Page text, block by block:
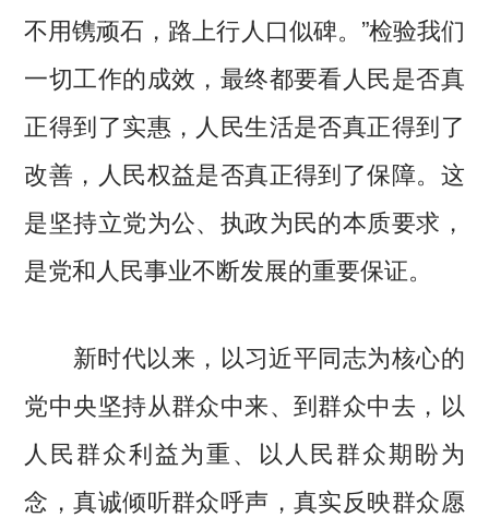
不用镌顽石，路上行人口似碑。”检验我们
一切工作的成效，最终都要看人民是否真
正得到了实惠，人民生活是否真正得到了
改善，人民权益是否真正得到了保障。这
是坚持立党为公、执政为民的本质要求，
是党和人民事业不断发展的重要保证。
新时代以来，以习近平同志为核心的
党中央坚持从群众中来、到群众中去，以
人民群众利益为重、以人民群众期盼为
念，真诚倾听群众呼声，真实反映群众愿